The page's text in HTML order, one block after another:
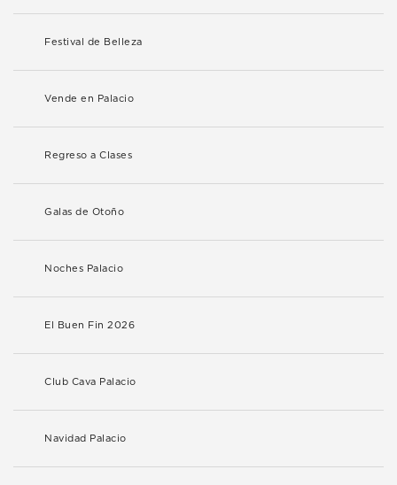
Festival de Belleza
Vende en Palacio
Regreso a Clases
Galas de Otoño
Noches Palacio
El Buen Fin 2026
Club Cava Palacio
Navidad Palacio